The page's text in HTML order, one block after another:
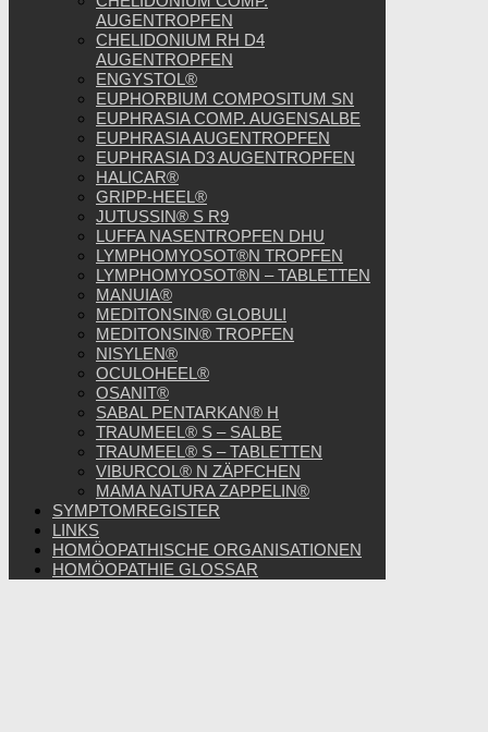
AUGENTROPFEN
CHELIDONIUM RH D4
AUGENTROPFEN
ENGYSTOL®
EUPHORBIUM COMPOSITUM SN
EUPHRASIA COMP. AUGENSALBE
EUPHRASIA AUGENTROPFEN
EUPHRASIA D3 AUGENTROPFEN
HALICAR®
GRIPP-HEEL®
JUTUSSIN® S R9
LUFFA NASENTROPFEN DHU
LYMPHOMYOSOT®N TROPFEN
LYMPHOMYOSOT®N – TABLETTEN
MANUIA®
MEDITONSIN® GLOBULI
MEDITONSIN® TROPFEN
NISYLEN®
OCULOHEEL®
OSANIT®
SABAL PENTARKAN® H
TRAUMEEL® S – SALBE
TRAUMEEL® S – TABLETTEN
VIBURCOL® N ZÄPFCHEN
MAMA NATURA ZAPPELIN®
SYMPTOMREGISTER
LINKS
HOMÖOPATHISCHE ORGANISATIONEN
HOMÖOPATHIE GLOSSAR